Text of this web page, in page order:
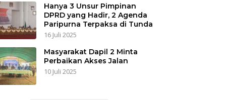
Hanya 3 Unsur Pimpinan
DPRD yang Hadir, 2 Agenda
Paripurna Terpaksa di Tunda
16 Juli 2025
Masyarakat Dapil 2 Minta
Perbaikan Akses Jalan
10 Juli 2025